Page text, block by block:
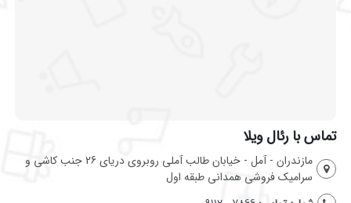
تماس با رئال ویلا
مازندران - آمل - خیابان طالب آملی روبروی دریای 26 جنب کاشی و
سرامیک فروشی همدانی طبقه اول